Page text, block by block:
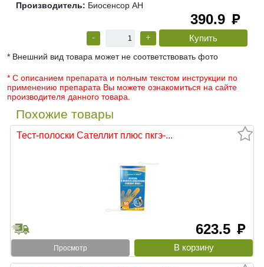
Производитель: Биосенсор АН
390.9 руб
- +
* Внешний вид товара может не соответствовать фото
* С описанием препарата и полным текстом инструкции по
применению препарата Вы можете ознакомиться на сайте
производителя данного товара.
Похожие товары
Тест-полоски Сателлит плюс пкгэ-...
623.5 руб
Просмотр